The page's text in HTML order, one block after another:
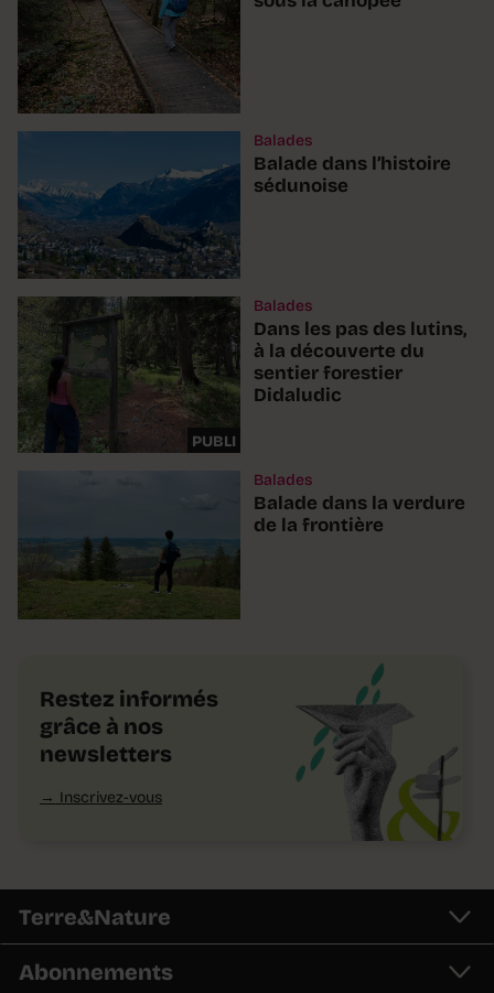
Balades
Balade dans l’histoire
sédunoise
PUBLI
Balades
Dans les pas des lutins,
à la découverte du
sentier forestier
Didaludic
Balades
Balade dans la verdure
de la frontière
Restez informés
grâce à nos
newsletters
Inscrivez-vous
Terre&Nature
Abonnements